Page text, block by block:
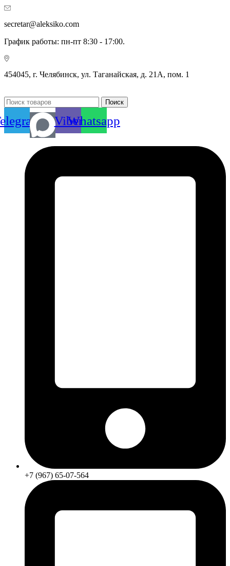
secretar@aleksiko.com
График работы: пн-пт 8:30 - 17:00.
454045, г. Челябинск, ул. Таганайская, д. 21А, пом. 1
Поиск
ViberWhatsapp
+7 (967) 65-07-564